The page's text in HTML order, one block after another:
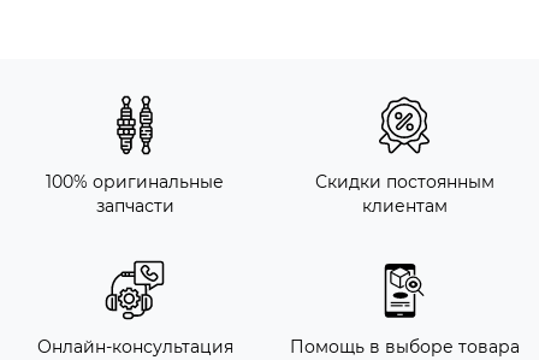
100% оригинальные
запчасти
Скидки постоянным
клиентам
Онлайн-консультация Помощь в выборе товара